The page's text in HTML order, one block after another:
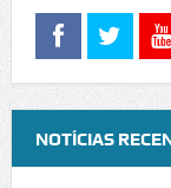
NOTÍCIAS